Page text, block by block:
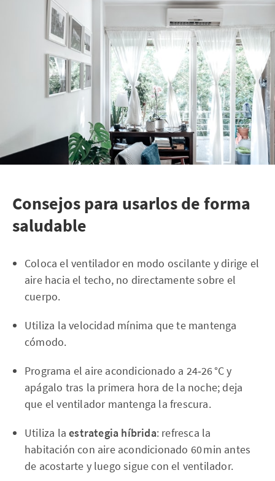
Consejos para usarlos de forma
saludable
Coloca el ventilador en modo oscilante y dirige el
aire hacia el techo, no directamente sobre el
cuerpo.
Utiliza la velocidad mínima que te mantenga
cómodo.
Programa el aire acondicionado a 24‑26 °C y
apágalo tras la primera hora de la noche; deja
que el ventilador mantenga la frescura.
Utiliza laestrategia híbrida: refresca la
habitación con aire acondicionado 60 min antes
de acostarte y luego sigue con el ventilador.